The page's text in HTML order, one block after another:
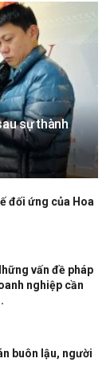
sự thành
đối ứng của Hoa
vấn đề pháp
nghiệp cần
buôn lậu, người